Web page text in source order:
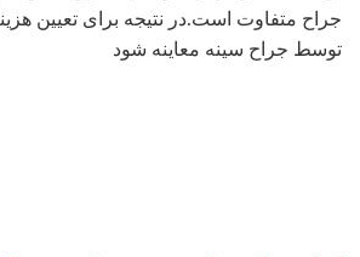
جراح متفاوت است.در نتیجه برای تعیین
توسط جراح سینه معاینه شود